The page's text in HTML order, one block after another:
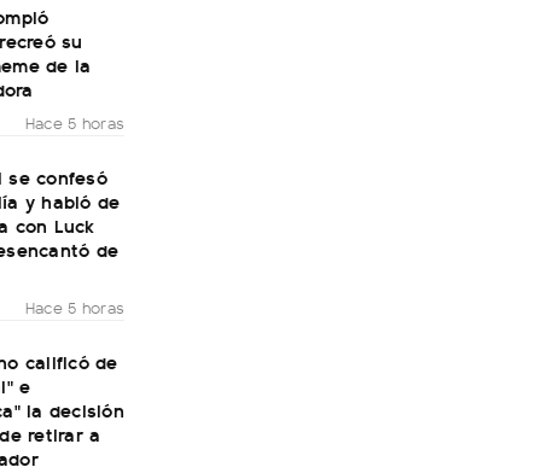
su
de la
Hace 5 horas
se confesó
y habló de
con Luck
de
Hace 5 horas
calificó de
e
la decisión
retirar a